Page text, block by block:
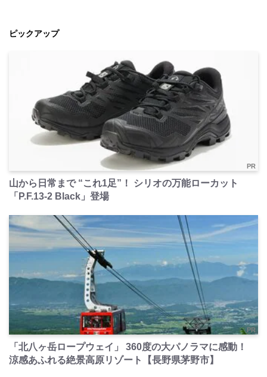
ピックアップ
PR
山から日常まで “これ1足”！ シリオの万能ローカット
「P.F.13-2 Black」登場
PR
「北八ヶ岳ロープウェイ」 360度の大パノラマに感動！
涼感あふれる絶景高原リゾート【長野県茅野市】